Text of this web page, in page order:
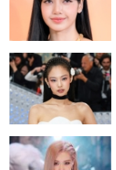
Anime Önerileri
Kore Dünyası
Anime Karakterleri
Anime
Dizi & Film